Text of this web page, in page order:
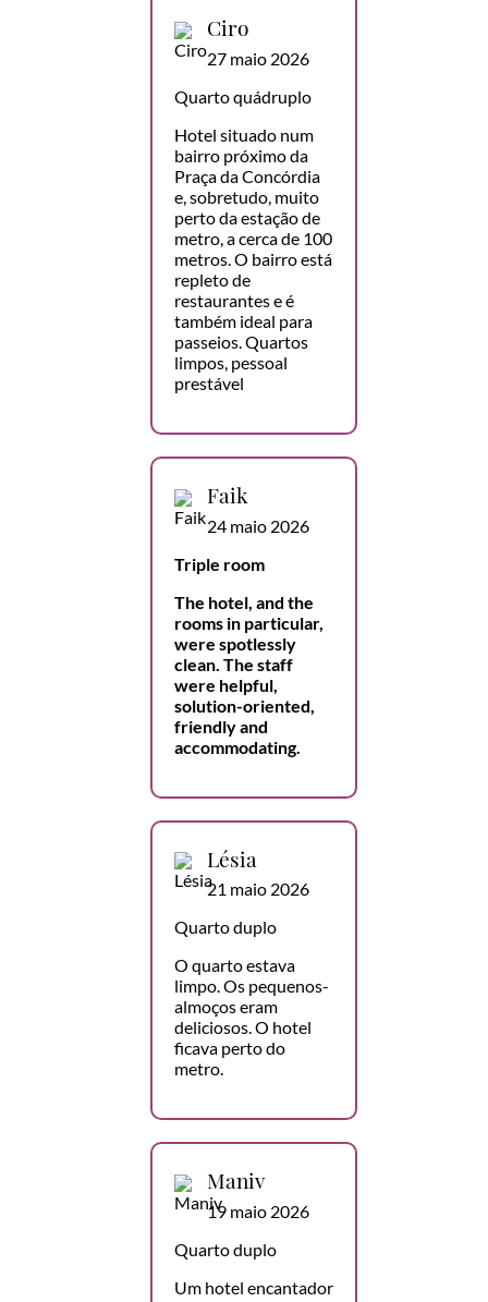
Ciro
27 maio 2026
Quarto quádruplo
Hotel situado num
bairro próximo da
Praça da Concórdia
e, sobretudo, muito
perto da estação de
metro, a cerca de 100
metros. O bairro está
repleto de
restaurantes e é
também ideal para
passeios. Quartos
limpos, pessoal
prestável
Faik
24 maio 2026
Triple room
The hotel, and the
rooms in particular,
were spotlessly
clean. The staff
were helpful,
solution-oriented,
friendly and
accommodating.
Lésia
21 maio 2026
Quarto duplo
O quarto estava
limpo. Os pequenos-
almoços eram
deliciosos. O hotel
ficava perto do
metro.
Maniv
19 maio 2026
Quarto duplo
Um hotel encantador